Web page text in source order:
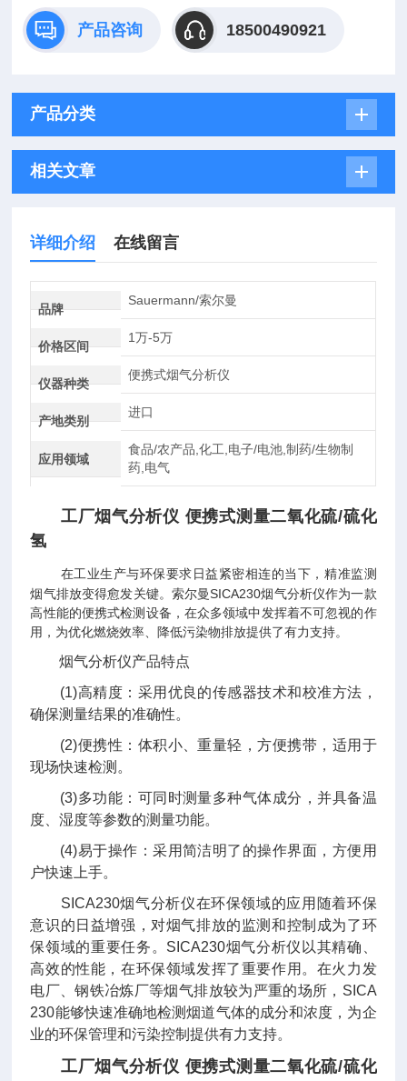
产品咨询 18500490921
产品分类
相关文章
详细介绍 在线留言
品牌
Sauermann/索尔曼
价格区间
1万-5万
仪器种类
便携式烟气分析仪
产地类别
进口
应用领域
食品/农产品,化工,电子/电池,制药/生物制
药,电气
工厂烟气分析仪 便携式测量二氧化硫/硫化
氢
在工业生产与环保要求日益紧密相连的当下，精准监测
烟气排放变得愈发关键。索尔曼SICA230烟气分析仪作为一款
高性能的便携式检测设备，在众多领域中发挥着不可忽视的作
用，为优化燃烧效率、降低污染物排放提供了有力支持。
烟气分析仪产品特点
(1)高精度：采用优良的传感器技术和校准方法，
确保测量结果的准确性。
(2)便携性：体积小、重量轻，方便携带，适用于
现场快速检测。
(3)多功能：可同时测量多种气体成分，并具备温
度、湿度等参数的测量功能。
(4)易于操作：采用简洁明了的操作界面，方便用
户快速上手。
SICA230烟气分析仪在环保领域的应用随着环保
意识的日益增强，对烟气排放的监测和控制成为了环
保领域的重要任务。SICA230烟气分析仪以其精确、
高效的性能，在环保领域发挥了重要作用。在火力发
电厂、钢铁冶炼厂等烟气排放较为严重的场所，SICA
230能够快速准确地检测烟道气体的成分和浓度，为企
业的环保管理和污染控制提供有力支持。
工厂烟气分析仪 便携式测量二氧化硫/硫化